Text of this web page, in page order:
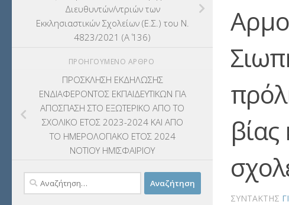
ΣΥΝΤΆΚΤΗΣ
Διευθυντών/ντριών των
Εκκλησιαστικών Σχολείων (Ε.Σ.) του Ν.
4823/2021 (Α΄ 136)
ΠΡΟΗΓΟΎΜΕΝΟ ΆΡΘΡΟ
ΠΡΟΣΚΛΗΣΗ ΕΚΔΗΛΩΣΗΣ
ΕΝΔΙΑΦΕΡΟΝΤΟΣ ΕΚΠΑΙΔΕΥΤΙΚΩΝ ΓΙΑ
ΑΠΟΣΠΑΣΗ ΣΤΟ ΕΞΩΤΕΡΙΚΟ ΑΠΟ ΤΟ
ΣΧΟΛΙΚΟ ΕΤΟΣ 2023-2024 KAI ΑΠΟ
ΤΟ ΗΜΕΡΟΛΟΓΙΑΚΟ ΕΤΟΣ 2024
ΝΟΤΙΟΥ ΗΜΙΣΦΑΙΡΙΟΥ
Αναζήτηση
για:
ΚΠπ- ΚΡΑΤΙΚΟ ΠΙΣΤΟΠΟΙΗΤΙΚΟ
ΠΛΗΡΟΦΟΡΙΚΗΣ(12)
(309)
ΜΑΘΗΤΕΙΑ(275)
ΜΕΤΑΘΕΣΕΙΣ-ΤΟΠΟΘΕΤΗΣΕΙΣ
ΒΕΛΤΙΩΣΕΙΣ(319)
ΜΕΤΑΦΟΡΑ ΜΑΘΗΤΩΝ